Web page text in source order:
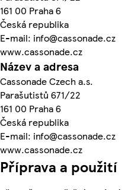
161 00 Praha 6
Česká republika
E-mail: info@cassonade.cz
www.cassonade.cz
Název a adresa
Cassonade Czech a.s.
Parašutistů 671/22
161 00 Praha 6
Česká republika
E-mail: info@cassonade.cz
www.cassonade.cz
Příprava a použití